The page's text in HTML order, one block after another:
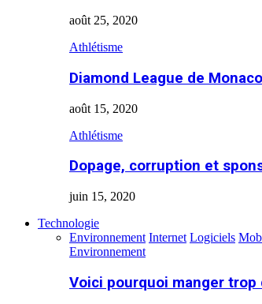
août 25, 2020
Athlétisme
Diamond League de
août 15, 2020
Athlétisme
Dopage, corruption et
juin 15, 2020
Technologie
Environnement Internet Logiciels
Environnement
Voici pourquoi manger trop